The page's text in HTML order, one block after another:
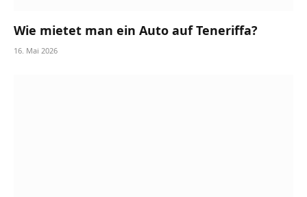
Wie mietet man ein Auto auf Teneriffa?
16. Mai 2026